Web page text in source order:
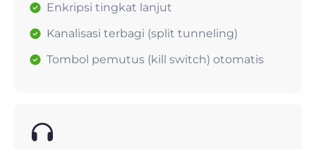
Enkripsi tingkat lanjut
Kanalisasi terbagi (split tunneling)
Tombol pemutus (kill switch) otomatis